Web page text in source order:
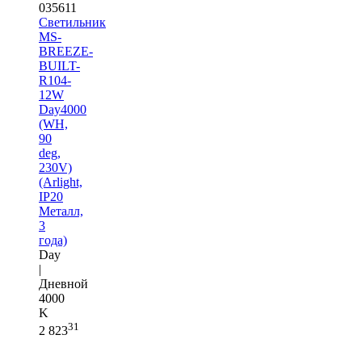
035611
Светильник
MS-
BREEZE-
BUILT-
R104-
12W
Day4000
(WH,
90
deg,
230V)
(Arlight,
IP20
Металл,
3
года)
Day
|
Дневной
4000
K
2 82331